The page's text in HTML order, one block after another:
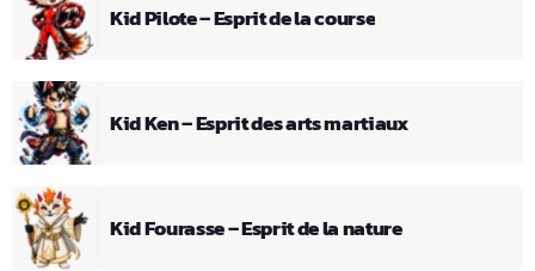
Kid Pilote – Esprit de la course
Kid Ken – Esprit des arts martiaux
Kid Fourasse – Esprit de la nature